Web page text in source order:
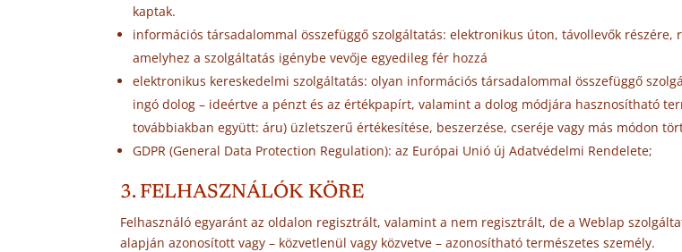
kaptak.
információs társadalommal összefüggő szolgáltatás: elektronikus úton, távollevők
amelyhez a szolgáltatás igénybe vevője egyedileg fér hozzá
elektronikus kereskedelmi szolgáltatás: olyan információs társadalommal összefüggő
ingó dolog – ideértve a pénzt és az értékpapírt, valamint a dolog módjára hasznosítható
továbbiakban együtt: áru) üzletszerű értékesítése, beszerzése, cseréje vagy más módon
GDPR (General Data Protection Regulation): az Európai Unió új Adatvédelmi Rendelete;
3. FELHASZNÁLÓK KÖRE
Felhasználó egyaránt az oldalon regisztrált, valamint a nem regisztrált, de a Weblap
alapján azonosított vagy – közvetlenül vagy közvetve – azonosítható természetes személy.